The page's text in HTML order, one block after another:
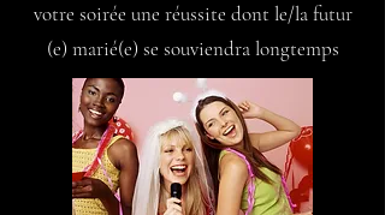
votre soirée une réussite dont le/la futur
(e) marié(e) se souviendra longtemps